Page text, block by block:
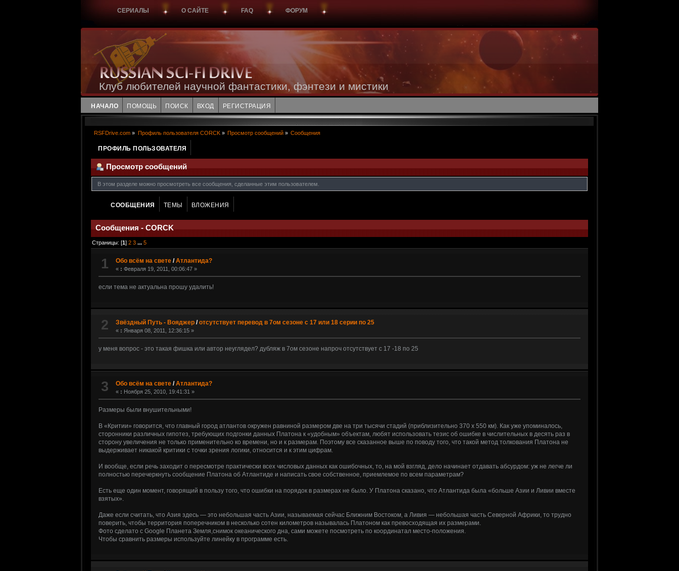
СЕРИАЛЫ О САЙТЕ FAQ ФОРУМ
Клуб любителей научной фантастики, фэнтези и мистики
НАЧАЛО ПОМОЩЬ ПОИСК ВХОД РЕГИСТРАЦИЯ
RSFDrive.com » Профиль пользователя CORCK» Просмотр сообщений» Сообщения
ПРОФИЛЬ ПОЛЬЗОВАТЕЛЯ
Просмотр сообщений
В этом разделе можно просмотреть все сообщения, сделанные этим пользователем.
СООБЩЕНИЯ ТЕМЫ ВЛОЖЕНИЯ
Сообщения - CORCK
Страницы: [1]2 3 ...5
1 Обо всём на свете /Атлантида?
« : Февраля 19, 2011, 00:06:47 »
если тема не актуальна прошу удалить!
2 Звёздный Путь - Вояджер /отсутствует перевод в 7ом сезоне с 17 или 18 серии по 25
« : Января 08, 2011, 12:36:15 »
у меня вопрос - это такая фишка или автор неуглядел? дубляж в 7ом сезоне напроч отсутствует с 17 -18 по 25
3 Обо всём на свете /Атлантида?
« : Ноября 25, 2010, 19:41:31 »
Размеры были внушительными!
В «Критии» говорится, что главный город атлантов окружен равниной размером две на три тысячи стадий (приблизительно 370 х 550 км). Как уже упоминалось,
сторонники различных гипотез, требующих подгонки данных Платона к «удобным» объектам, любят использовать тезис об ошибке в числительных в десять раз в
сторону увеличения не только применительно ко времени, но и к размерам. Поэтому все сказанное выше по поводу того, что такой метод толкования Платона не
выдерживает никакой критики с точки зрения логики, относится и к этим цифрам.
И вообще, если речь заходит о пересмотре практически всех числовых данных как ошибочных, то, на мой взгляд, дело начинает отдавать абсурдом: уж не легче ли
полностью перечеркнуть сообщение Платона об Атлантиде и написать свое собственное, приемлемое по всем параметрам?
Есть еще один момент, говорящий в пользу того, что ошибки на порядок в размерах не было. У Платона сказано, что Атлантида была «больше Азии и Ливии вместе
взятых».
Даже если считать, что Азия здесь — это небольшая часть Азии, называемая сейчас Ближним Востоком, а Ливия — небольшая часть Северной Африки, то трудно
поверить, чтобы территория поперечником в несколько сотен километров называлась Платоном как превосходящая их размерами.
Фото сделато с Google Планета Земля,снимок океанического дна, сами можете посмотреть по координатал место-положения.
Чтобы сравнить размеры используйте линейку в программе есть.